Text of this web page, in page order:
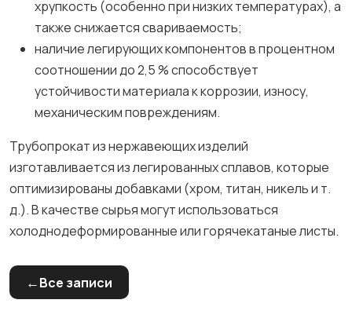
хрупкость (особенно при низких температурах), а
также снижается свариваемость;
наличие легирующих компонентов в процентном
соотношении до 2,5 % способствует
устойчивости материала к коррозии, износу,
механическим повреждениям.
Трубопрокат из нержавеющих изделий
изготавливается из легированных сплавов, которые
оптимизированы добавками (хром, титан, никель и т.
д.). В качестве сырья могут использоваться
холоднодеформированные или горячекатаные листы.
Все записи